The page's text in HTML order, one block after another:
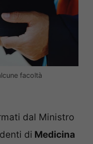
facoltà
dal Ministro
di Medicina